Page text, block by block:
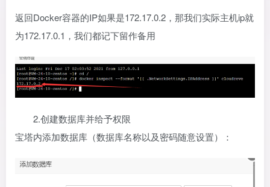
返回Docker容器的IP如果是172.17.0.2，那我们实际主机ip就
为172.17.0.1，我们都记下留作备用
2.创建数据库并给予权限
宝塔内添加数据库（数据库名称以及密码随意设置）：